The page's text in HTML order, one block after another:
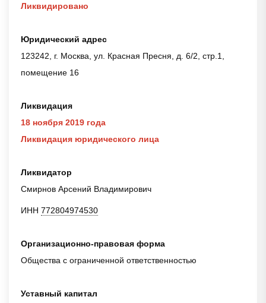
Ликвидировано
Юридический адрес
123242, г. Москва, ул. Красная Пресня, д. 6/2, стр.1,
помещение 16
Ликвидация
18 ноября 2019 года
Ликвидация юридического лица
Ликвидатор
Смирнов Арсений Владимирович
ИНН 772804974530
Организационно-правовая форма
Общества с ограниченной ответственностью
Уставный капитал